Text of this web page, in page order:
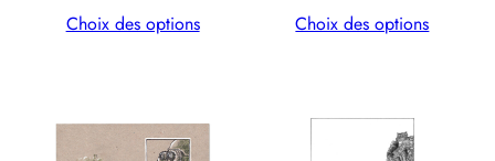
prix :
Choix des options
prix :
Choix des options